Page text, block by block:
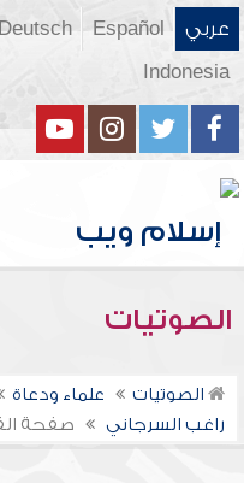
عربي Español
Indonesia
الصوتيات
الصوتيات علماء ودعاة
راغب السرجاني
صفحة